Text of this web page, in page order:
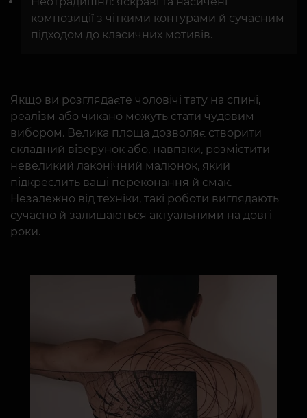
композиції з чіткими контурами й сучасним
підходом до класичних мотивів.
Якщо ви розглядаєте чоловічі тату на спині,
реалізм або чикано можуть стати чудовим
вибором. Велика площа дозволяє створити
складний візерунок або, навпаки, розмістити
невеликий лаконічний малюнок, який
підкреслить ваші переконання й смак.
Незалежно від техніки, такі роботи виглядають
сучасно й залишаються актуальними на довгі
роки.